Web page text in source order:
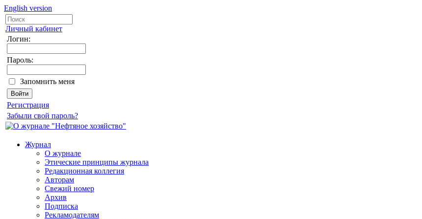
English version
Личный кабинет
Логин:
Пароль:
Запомнить меня
Регистрация
Забыли свой пароль?
Журнал
О журнале
Этические принципы журнала
Редакционная коллегия
Авторам
Свежий номер
Архив
Подписка
Рекламодателям